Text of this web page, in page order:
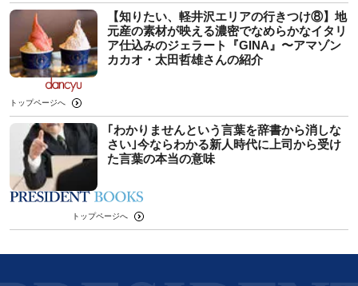
【知りたい、軽井沢エリアの行きつけ⑧】地
元産の素材が映える濃密でなめらかなイタリ
ア仕込みのジェラート『GINA』〜アマゾン
カカオ・太田哲雄さんの紹介
トップページへ
｢わかりませんという言葉を辞書から消しな
さい｣今ならわかる新人時代に上司から受け
た言葉の本当の意味
トップページへ